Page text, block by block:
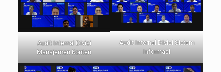
Audit Internal Divisi
Manajemen Konten
Audit Internal Divisi Sistem
Informasi